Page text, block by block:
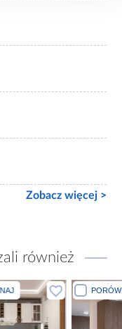
Zobacz więcej >
również